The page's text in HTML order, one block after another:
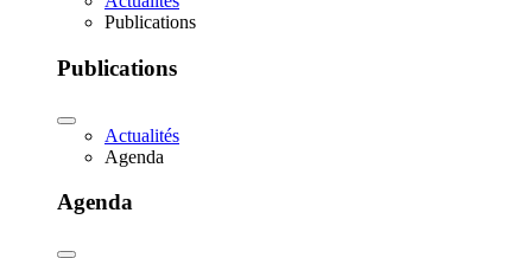
Publications
Publications
Actualités
Agenda
Agenda